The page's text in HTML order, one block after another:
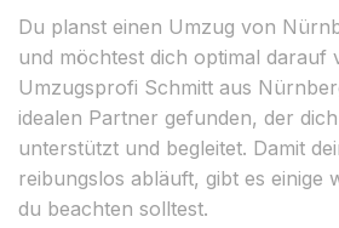
Du planst einen Umzug von
und möchtest dich optimal darauf
Umzugsprofi Schmitt aus
idealen Partner gefunden, der
unterstützt und begleitet. Damit
reibungslos abläuft, gibt es einige
du beachten solltest.